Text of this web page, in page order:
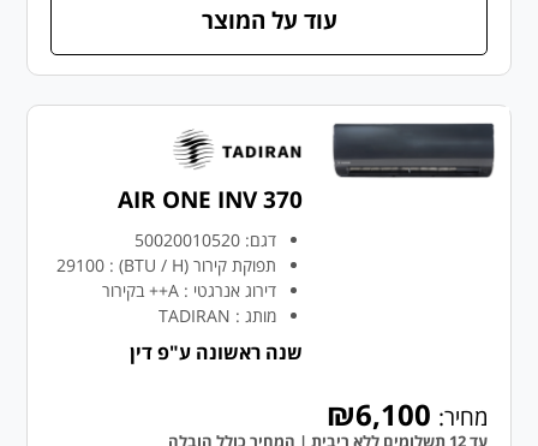
עוד על המוצר
AIR ONE INV 370
דגם: 50020010520
תפוקת קירור (BTU / H)
:
29100
דירוג אנרגטי : A++ בקירור
מותג :
TADIRAN
שנה ראשונה ע"פ דין
מחיר: ₪6,100
עד 12 תשלומים ללא ריבית | המחיר כולל הובלה